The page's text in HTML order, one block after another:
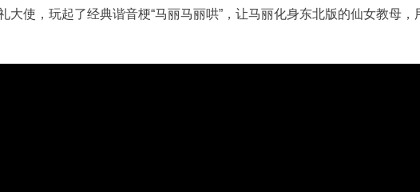
大使，玩起了经典谐音梗“马丽马丽哄”，让马丽化身东北版的仙女教母，